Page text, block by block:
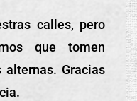
calles, pero
que tomen
Gracias